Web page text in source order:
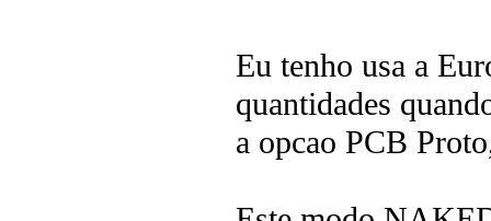
Eu tenho usa a
quantidades
a opcao PCB